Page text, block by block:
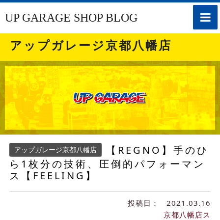
toggle
UP GARAGE SHOP BLOG
アップガレージ京都八幡店
アップガレージ京都八幡店
【REGNO】手のひ
ら1枚分の技術、圧倒的パフォーマン
ス【FEELING】
投稿日： 2021.03.16
京都八幡店ス